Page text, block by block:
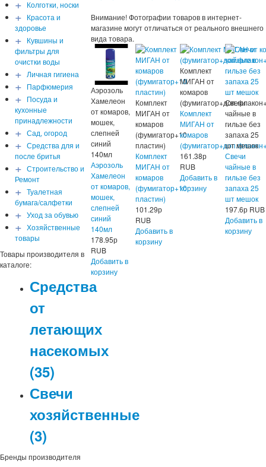
+ Колготки, носки
+ Красота и
здоровье
+ Кувшины и
фильтры для
очистки воды
+ Личная гигиена
+ Парфюмерия
+ Посуда и
кухонные
принадлежности
+ Сад, огород
+ Средства для и
после бритья
+ Строительство и
Ремонт
+ Туалетная
бумага/салфетки
+ Уход за обувью
+ Хозяйственные
товары
Товары производителя в
каталоге:
Средства
от
летающих
насекомых
(35)
Свечи
хозяйственные
(3)
Бренды производителя
Внимание! Фотографии товаров в интернет-
магазине могут отличаться от реального внешнего
вида товара.
Аэрозоль
Хамелеон
от комаров,
мошек,
слепней
синий
140мл
Аэрозоль
Хамелеон
от комаров,
мошек,
слепней
синий
140мл
178.95р
RUB
Добавить в
корзину
Комплект
МИГАН от
комаров
(фумигатор+10
пластин)
Комплект
МИГАН от
комаров
(фумигатор+10
пластин)
101.29р
RUB
Добавить в
корзину
Комплект
МИГАН от
комаров
Комплект
МИГАН от
комаров
161.38р
RUB
Добавить в
корзину
Свечи
чайные в
гильзе без
запаха 25
шт мешок
Свечи
чайные в
гильзе без
запаха 25
шт мешок
197.6р RUB
Добавить в
корзину